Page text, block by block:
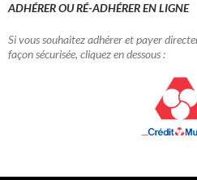
ADHÉRER OU RÉ-ADHÉRER EN LIGNE
Si vous souhaitez adhérer et payer
façon sécurisée, cliquez en dessous :